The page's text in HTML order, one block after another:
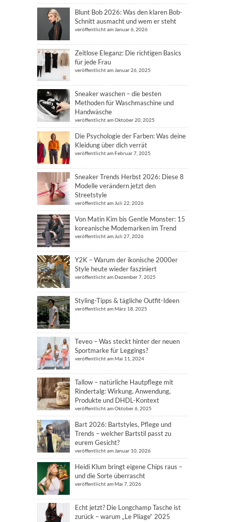
Blunt Bob 2026: Was den klaren Bob-
Schnitt ausmacht und wem er steht
veröffentlicht am Januar 6, 2026
Zeitlose Eleganz: Die richtigen Basics
für jede Frau
veröffentlicht am Januar 26, 2025
Sneaker waschen – die besten
Methoden für Waschmaschine und
Handwäsche
veröffentlicht am Oktober 20, 2025
Die Psychologie der Farben: Was deine
Kleidung über dich verrät
veröffentlicht am Februar 7, 2025
Sneaker Trends Herbst 2026: Diese 8
Modelle verändern jetzt den
Streetstyle
veröffentlicht am Juli 22, 2026
Von Matin Kim bis Gentle Monster: 15
koreanische Modemarken im Trend
veröffentlicht am Juli 27, 2026
Y2K – Warum der ikonische 2000er
Style heute wieder fasziniert
veröffentlicht am Dezember 7, 2025
Styling-Tipps & tägliche Outfit-Ideen
veröffentlicht am März 18, 2025
Teveo – Was steckt hinter der neuen
Sportmarke für Leggings?
veröffentlicht am Mai 11, 2024
Tallow – natürliche Hautpflege mit
Rindertalg: Wirkung, Anwendung,
Produkte und DHDL-Kontext
veröffentlicht am Oktober 6, 2025
Bart 2026: Bartstyles, Pflege und
Trends – welcher Bartstil passt zu
eurem Gesicht?
veröffentlicht am Januar 10, 2026
Heidi Klum bringt eigene Chips raus –
und die Sorte überrascht
veröffentlicht am Mai 7, 2026
Echt jetzt? Die Longchamp Tasche ist
zurück – warum „Le Pliage“ 2025